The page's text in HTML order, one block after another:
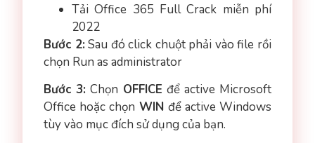
Tải Office 365 Full Crack miễn phí
2022
Bước 2: Sau đó click chuột phải vào file rồi
chọn Run as administrator
Bước 3: Chọn OFFICE để active Microsoft
Office hoặc chọn WIN để active Windows
tùy vào mục đích sử dụng của bạn.